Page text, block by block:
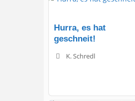
Hurra, es hat
geschneit!
K. Schredl